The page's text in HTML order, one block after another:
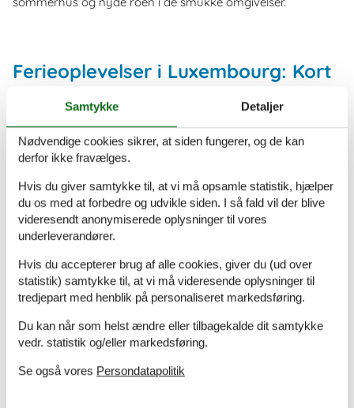
Ferieoplevelser i Luxembourg: Kort
og godt
interaktive udstillinger
Mullerthal – "Lille Schweiz" med smukke klipper og
Echternach Kloster – Historisk kloster med interessante
udstillinger
Luxembourg By – Kombinerer moderne og historisk
arkitektur
familievenlige aktiviteter
Bourscheid Slot – Et af de største slotte i landet med en
fantastisk udsigt
Parc Merveilleux – Zoologisk have og forlystelsespark for
børn
The Grund – Historisk bydel i Luxembourg By med smalle
gader og flodudsigt
Samtykke Detaljer
Nødvendige cookies sikrer, at siden fungerer, og de kan
derfor ikke fravælges.
Hvis du giver samtykke til, at vi må opsamle statistik, hjælper
du os med at forbedre og udvikle siden. I så fald vil der blive
videresendt anonymiserede oplysninger til vores
underleverandører.
Hvis du accepterer brug af alle cookies, giver du (ud over
statistik) samtykke til, at vi må videresende oplysninger til
tredjepart med henblik på personaliseret markedsføring.
Du kan når som helst ændre eller tilbagekalde dit samtykke
vedr. statistik og/eller markedsføring.
Se også vores Persondatapolitik